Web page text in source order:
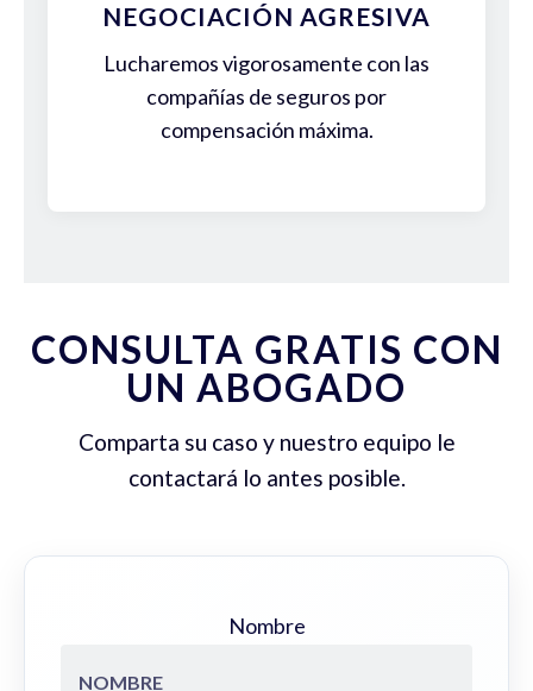
NEGOCIACIÓN AGRESIVA
Lucharemos vigorosamente con las
compañías de seguros por
compensación máxima.
CONSULTA GRATIS CON
UN ABOGADO
Comparta su caso y nuestro equipo le
contactará lo antes posible.
Nombre